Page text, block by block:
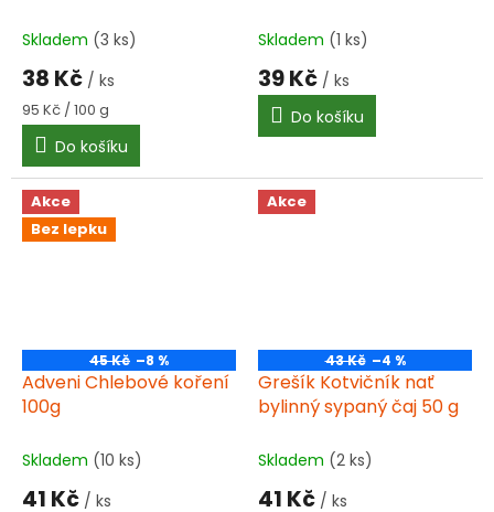
Skladem (3 ks)
38 Kč / ks
Měrná
cena:
95 Kč / 100 g
Do košíku
Skladem (1 ks)
39 Kč / ks
Do košíku
Akce
Bez lepku
45 Kč –8 %
Adveni Chlebové koření
100g
Skladem (10 ks)
41 Kč / ks
Akce
43 Kč –4 %
Grešík Kotvičník nať
bylinný sypaný čaj 50 g
Skladem (2 ks)
41 Kč / ks